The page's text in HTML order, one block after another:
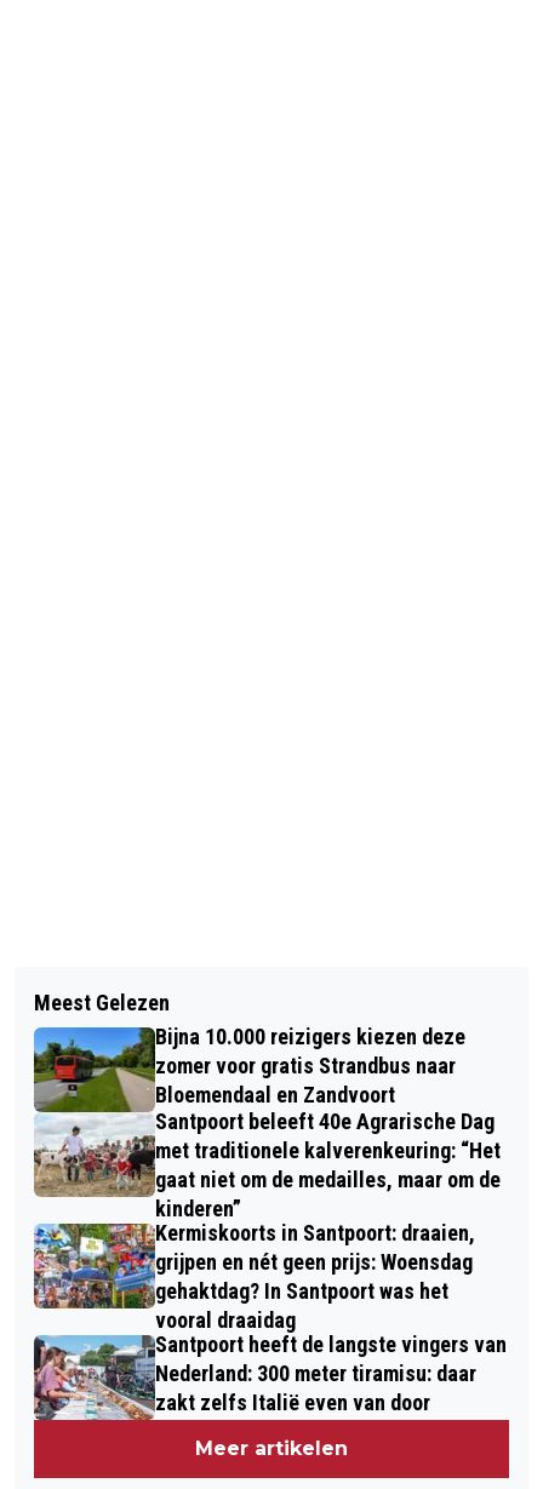
Meest Gelezen
Bijna 10.000 reizigers kiezen deze
zomer voor gratis Strandbus naar
Bloemendaal en Zandvoort
Santpoort beleeft 40e Agrarische Dag
met traditionele kalverenkeuring: “Het
gaat niet om de medailles, maar om de
kinderen”
Kermiskoorts in Santpoort: draaien,
grijpen en nét geen prijs: Woensdag
gehaktdag? In Santpoort was het
vooral draaidag
Santpoort heeft de langste vingers van
Nederland: 300 meter tiramisu: daar
zakt zelfs Italië even van door
Meer artikelen